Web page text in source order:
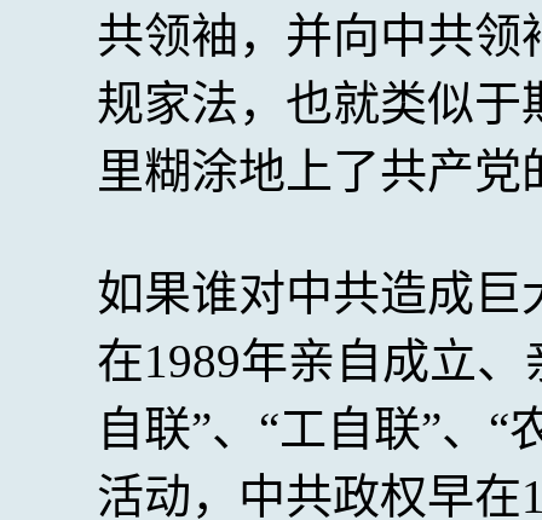
共领袖，并向中共
规家法，也就类似
里糊涂地上了共产党
如果谁对中共造成
在1989年亲自成立
自联”、“工自联”、“
活动，中共政权早在